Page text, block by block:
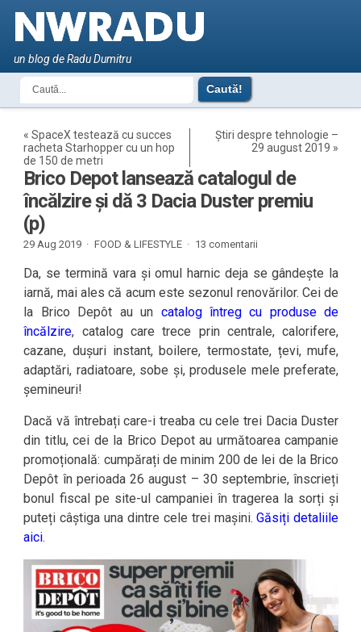
un blog de Radu Dumitru
«SpaceX testează cu succes
racheta Starhopper cu un hop
de 150 de metri
Știri despre tehnologie –
29 august 2019 »
Brico Depot lansează catalogul de
încălzire și dă 3 Dacia Duster premiu
(p)
29 Aug 2019 · FOOD & LIFESTYLE · 13 comentarii
Da, se termină vara și omul harnic deja se gândește la
iarnă, mai ales că acum este sezonul renovărilor. Cei de
la Brico Depôt au un catalog întreg cu produse de
încălzire, catalog care trece prin centrale, calorifere,
cazane, dușuri instant, boilere, termostate, țevi, mufe,
adaptări, radiatoare, sobe și, produsele mele preferate,
șemineuri!
Dacă vă întrebați care-i treaba cu cele trei Dacia Duster
din titlu, cei de la Brico Depot au următoarea campanie
promoțională: cumpărați de minim 200 de lei de la Brico
Depôt în perioada 26 august – 30 septembrie, înscrieți
bonul fiscal pe site-ul campaniei în tragerea la sorți și
puteți câștiga una dintre cele trei mașini.Găsiți detaliile
aici.